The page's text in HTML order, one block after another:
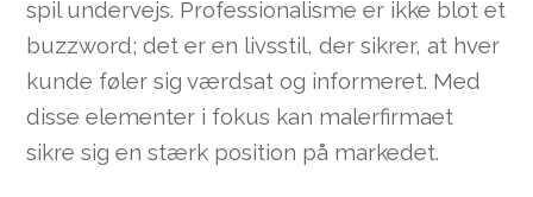
spil undervejs. Professionalisme er ikke blot et
buzzword; det er en livsstil, der sikrer, at hver
kunde føler sig værdsat og informeret. Med
disse elementer i fokus kan malerfirmaet
sikre sig en stærk position på markedet.